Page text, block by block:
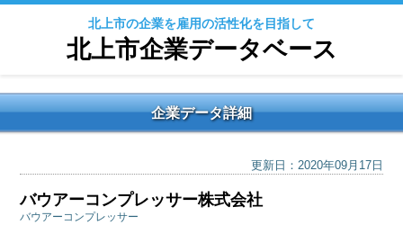
北上市の企業を雇用の活性化を目指して
北上市企業データベース
企業データ詳細
更新日：2020年09月17日
バウアーコンプレッサー株式会社
バウアーコンプレッサー